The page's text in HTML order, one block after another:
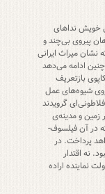
خویش نداهای
پیروی بی‌چند و
نشان میراث ایرانی
ادامه می‌دهد
بازتعریف
شیوه‌های عمل
گرویدند
زمین و مدینه‌ی
در آن فیلسوف-
پرداخت. در
نه اقتدار
نماینده اراده